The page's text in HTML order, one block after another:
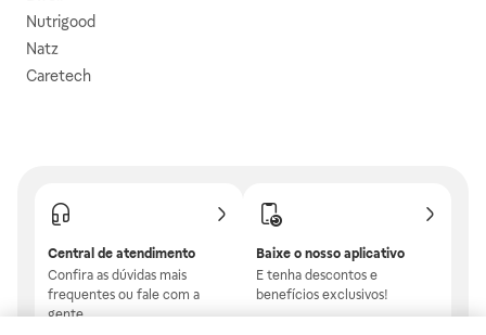
Nutrigood
Natz
Caretech
Central de atendimento
Confira as dúvidas mais
frequentes ou fale com a
gente.
Baixe o nosso aplicativo
E tenha descontos e
benefícios exclusivos!